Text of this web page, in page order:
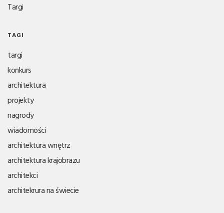
Targi
TAGI
targi
konkurs
architektura
projekty
nagrody
wiadomości
architektura wnętrz
architektura krajobrazu
architekci
architekrura na świecie